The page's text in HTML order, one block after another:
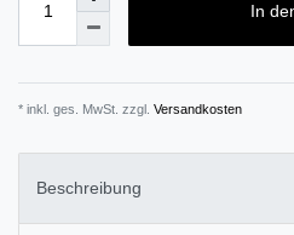
In
* inkl. ges. MwSt. zzgl. Versandkosten
Beschreibung